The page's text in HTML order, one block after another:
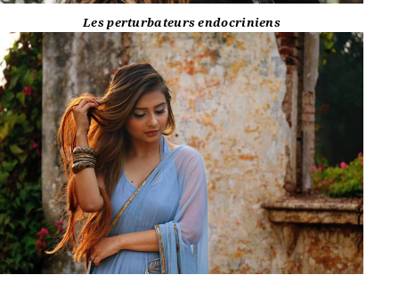
Les perturbateurs endocriniens